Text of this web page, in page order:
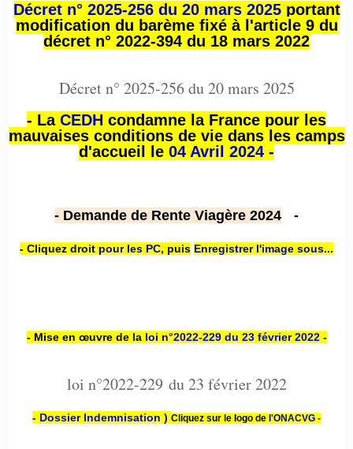
Décret n° 2025-256 du 20 mars 2025portant
modification du barème fixé à l'article 9 du
décret n° 2022-394 du 18 mars 2022
Décret n° 2025-256 du 20 mars 2025
- La CEDH condamne la France pour les
mauvaises conditions de vie dans les camps
d'accueil le 04 Avril 2024 -
- Demande de Rente Viagère 2024 -
- Cliquez droit pour les PC, puis Enregistrer l'image sous...
- Mise en œuvre de la loi n°2022-229 du 23 février 2022 -
loi n°2022-229 du 23 février 2022
- Dossier Indemnisation ) Cliquez sur le logo de l'ONACVG -